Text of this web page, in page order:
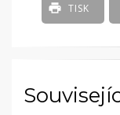
TISK